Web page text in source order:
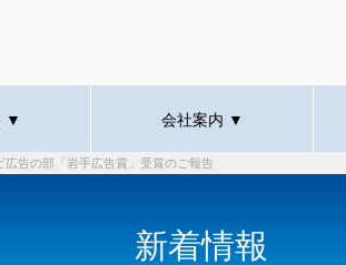
▼ 会社案内 ▼
広告の部「岩手広告賞」受賞のご報告
新着情報